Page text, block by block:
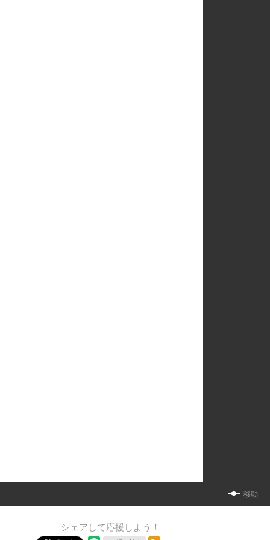
移動
シェアして応援しよう！